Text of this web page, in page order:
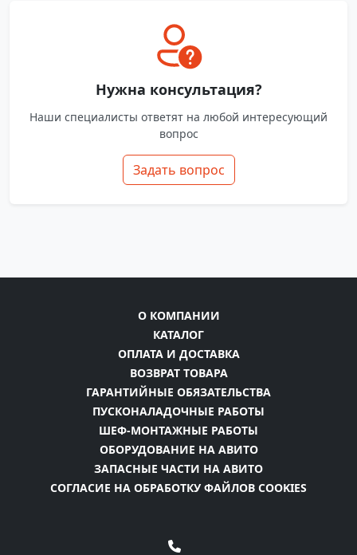
Нужна консультация?
Наши специалисты ответят на любой интересующий
вопрос
Задать вопрос
О КОМПАНИИ
КАТАЛОГ
ОПЛАТА И ДОСТАВКА
ВОЗВРАТ ТОВАРА
ГАРАНТИЙНЫЕ ОБЯЗАТЕЛЬСТВА
ПУСКОНАЛАДОЧНЫЕ РАБОТЫ
ШЕФ-МОНТАЖНЫЕ РАБОТЫ
ОБОРУДОВАНИЕ НА АВИТО
ЗАПАСНЫЕ ЧАСТИ НА АВИТО
СОГЛАСИЕ НА ОБРАБОТКУ ФАЙЛОВ COOKIES